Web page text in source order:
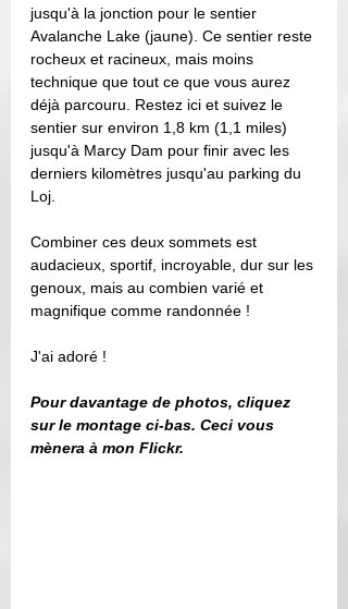
jusqu'à la jonction pour le sentier
Avalanche Lake (jaune). Ce sentier reste
rocheux et racineux, mais moins
technique que tout ce que vous aurez
déjà parcouru. Restez ici et suivez le
sentier sur environ 1,8 km (1,1 miles)
jusqu'à Marcy Dam pour finir avec les
derniers kilomètres jusqu'au parking du
Loj.
Combiner ces deux sommets est
audacieux, sportif, incroyable, dur sur les
genoux, mais au combien varié et
magnifique comme randonnée !
J'ai adoré !
Pour davantage de photos, cliquez
sur le montage ci-bas. Ceci vous
mènera à mon Flickr.